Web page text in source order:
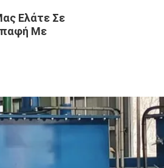
Ελάτε Σε
Με